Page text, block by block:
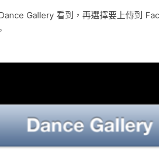
Gallery 看到，再選擇要上傳到